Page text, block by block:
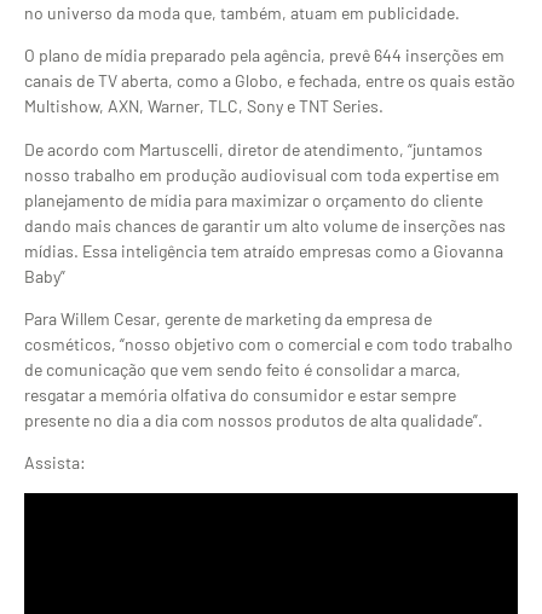
no universo da moda que, também, atuam em publicidade.
O plano de mídia preparado pela agência, prevê 644 inserções em
canais de TV aberta, como a Globo, e fechada, entre os quais estão
Multishow, AXN, Warner, TLC, Sony e TNT Series.
De acordo com Martuscelli, diretor de atendimento, “juntamos
nosso trabalho em produção audiovisual com toda expertise em
planejamento de mídia para maximizar o orçamento do cliente
dando mais chances de garantir um alto volume de inserções nas
mídias. Essa inteligência tem atraído empresas como a Giovanna
Baby”
Para Willem Cesar, gerente de marketing da empresa de
cosméticos, “nosso objetivo com o comercial e com todo trabalho
de comunicação que vem sendo feito é consolidar a marca,
resgatar a memória olfativa do consumidor e estar sempre
presente no dia a dia com nossos produtos de alta qualidade”.
Assista: